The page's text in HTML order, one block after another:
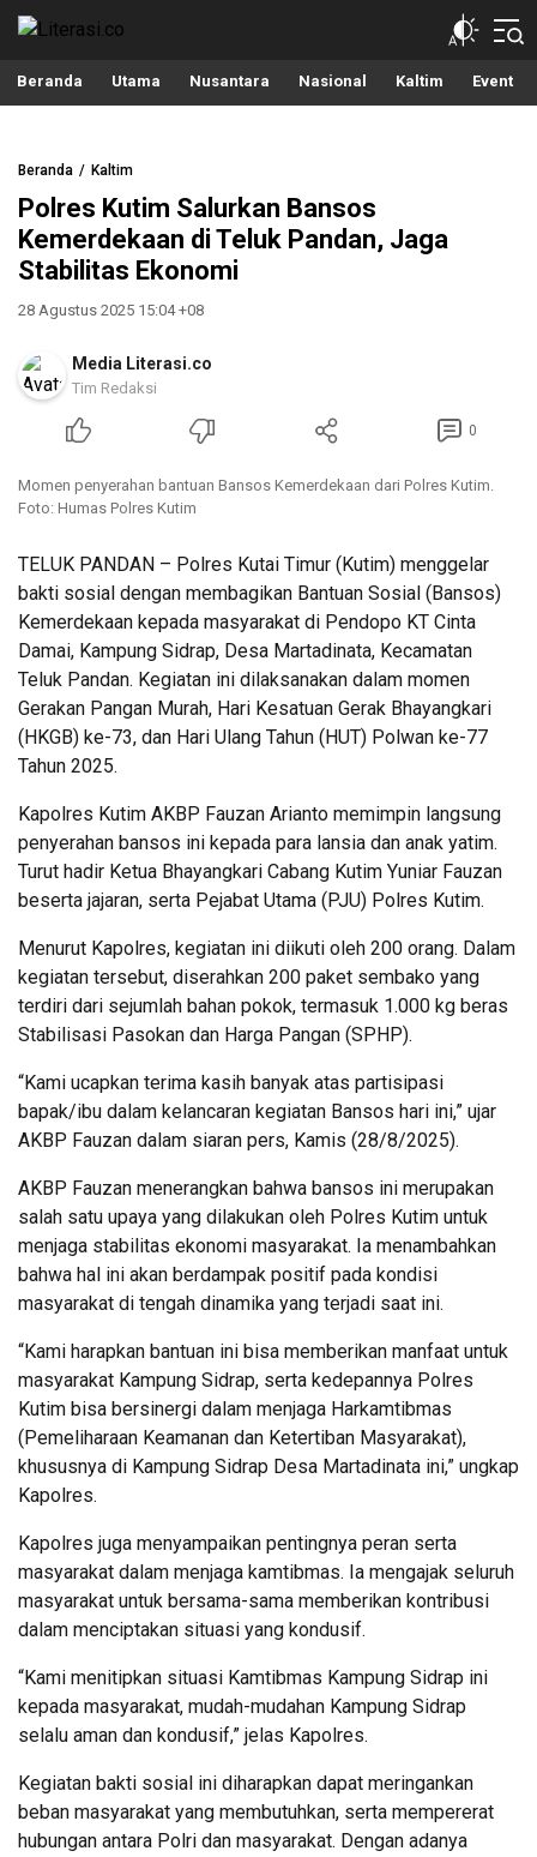
Beranda Utama Nusantara Nasional Kaltim Event
Beranda Kaltim
Polres Kutim Salurkan Bansos
Kemerdekaan di Teluk Pandan, Jaga
Stabilitas Ekonomi
28 Agustus 2025 15:04 +08
Media Literasi.co
Tim Redaksi
0
Momen penyerahan bantuan Bansos Kemerdekaan dari Polres Kutim.
Foto: Humas Polres Kutim
TELUK PANDAN – Polres Kutai Timur (Kutim) menggelar
bakti sosial dengan membagikan Bantuan Sosial (Bansos)
Kemerdekaan kepada masyarakat di Pendopo KT Cinta
Damai, Kampung Sidrap, Desa Martadinata, Kecamatan
Teluk Pandan. Kegiatan ini dilaksanakan dalam momen
Gerakan Pangan Murah, Hari Kesatuan Gerak Bhayangkari
(HKGB) ke-73, dan Hari Ulang Tahun (HUT) Polwan ke-77
Tahun 2025.
Kapolres Kutim AKBP Fauzan Arianto memimpin langsung
penyerahan bansos ini kepada para lansia dan anak yatim.
Turut hadir Ketua Bhayangkari Cabang Kutim Yuniar Fauzan
beserta jajaran, serta Pejabat Utama (PJU) Polres Kutim.
Menurut Kapolres, kegiatan ini diikuti oleh 200 orang. Dalam
kegiatan tersebut, diserahkan 200 paket sembako yang
terdiri dari sejumlah bahan pokok, termasuk 1.000 kg beras
Stabilisasi Pasokan dan Harga Pangan (SPHP).
“Kami ucapkan terima kasih banyak atas partisipasi
bapak/ibu dalam kelancaran kegiatan Bansos hari ini,” ujar
AKBP Fauzan dalam siaran pers, Kamis (28/8/2025).
AKBP Fauzan menerangkan bahwa bansos ini merupakan
salah satu upaya yang dilakukan oleh Polres Kutim untuk
menjaga stabilitas ekonomi masyarakat. Ia menambahkan
bahwa hal ini akan berdampak positif pada kondisi
masyarakat di tengah dinamika yang terjadi saat ini.
“Kami harapkan bantuan ini bisa memberikan manfaat untuk
masyarakat Kampung Sidrap, serta kedepannya Polres
Kutim bisa bersinergi dalam menjaga Harkamtibmas
(Pemeliharaan Keamanan dan Ketertiban Masyarakat),
khususnya di Kampung Sidrap Desa Martadinata ini,” ungkap
Kapolres.
Kapolres juga menyampaikan pentingnya peran serta
masyarakat dalam menjaga kamtibmas. Ia mengajak seluruh
masyarakat untuk bersama-sama memberikan kontribusi
dalam menciptakan situasi yang kondusif.
“Kami menitipkan situasi Kamtibmas Kampung Sidrap ini
kepada masyarakat, mudah-mudahan Kampung Sidrap
selalu aman dan kondusif,” jelas Kapolres.
Kegiatan bakti sosial ini diharapkan dapat meringankan
beban masyarakat yang membutuhkan, serta mempererat
hubungan antara Polri dan masyarakat. Dengan adanya